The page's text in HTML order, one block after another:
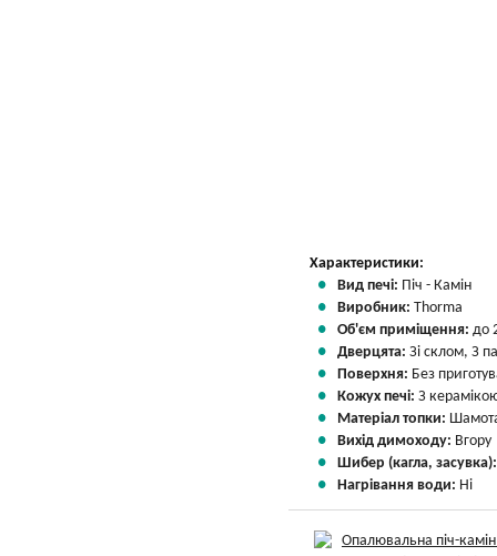
Характеристики:
Вид печі: Піч - Камін
Виробник: Thorma
Об'єм приміщення: до
Дверцята: Зі склом, З
Поверхня: Без
Кожух печі: З
Матеріал топки:
Вихід димоходу: Вгору
Шибер (кагла,
Нагрівання води: Ні